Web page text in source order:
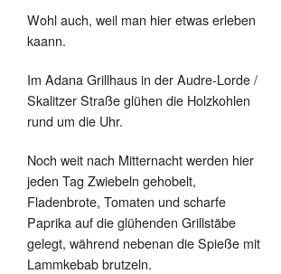
Wohl auch, weil man hier etwas erleben
kaann.
Im Adana Grillhaus in der Audre-Lorde /
Skalitzer Straße glühen die Holzkohlen
rund um die Uhr.
Noch weit nach Mitternacht werden hier
jeden Tag Zwiebeln gehobelt,
Fladenbrote, Tomaten und scharfe
Paprika auf die glühenden Grillstäbe
gelegt, während nebenan die Spieße mit
Lammkebab brutzeln.